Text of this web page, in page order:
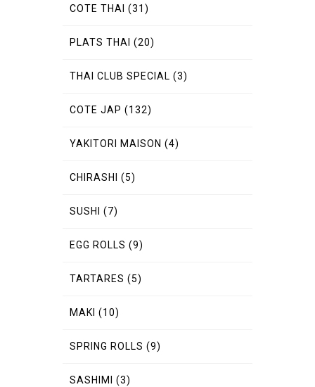
COTE THAI (31)
PLATS THAI (20)
THAI CLUB SPECIAL (3)
COTE JAP (132)
YAKITORI MAISON (4)
CHIRASHI (5)
SUSHI (7)
EGG ROLLS (9)
TARTARES (5)
MAKI (10)
SPRING ROLLS (9)
SASHIMI (3)